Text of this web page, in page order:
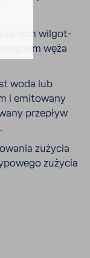
wilgot­
węża
woda lub
i emito­wany
prze­pływ
zużycia
zużycia